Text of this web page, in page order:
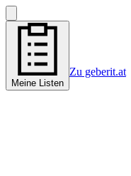
Meine Listen
Zu geberit.at